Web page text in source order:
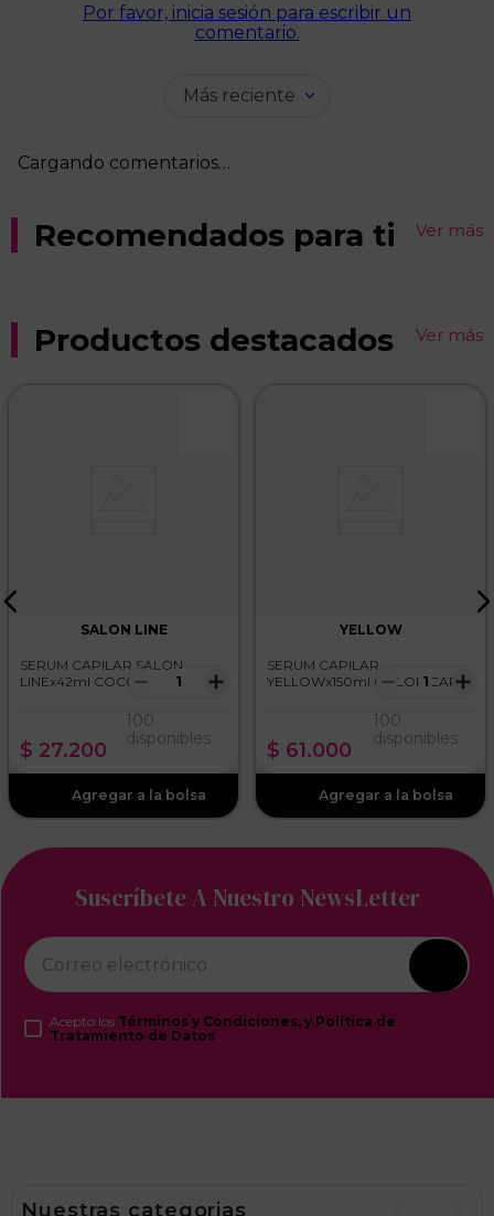
Por favor, inicia sesión para escribir un
comentario.
Más reciente
Cargando comentarios…
Recomendados para ti Ver más
Productos destacados Ver más
SALON LINE
SERUM CAPILAR SALON
LINEx42ml COCO
$ 27.200
＋
－
100
disponibles
YELLOW
SERUM CAPILAR
YELLOWx150ml COLOR CARE
$ 61.000
＋
－
100
disponibles
Suscríbete A Nuestro NewsLetter
Acepto los Términos y Condiciones, y Política de
Tratamiento de Datos
Nuestras categorias